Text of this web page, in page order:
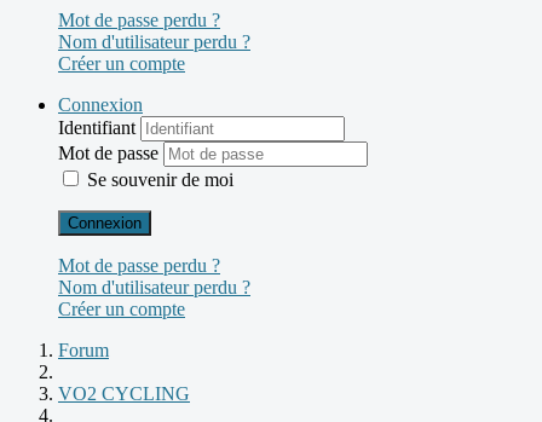
Mot de passe perdu ?
Nom d'utilisateur perdu ?
Créer un compte
Connexion
Identifiant
Mot de passe
Se souvenir de moi
Connexion
Mot de passe perdu ?
Nom d'utilisateur perdu ?
Créer un compte
Forum
VO2 CYCLING